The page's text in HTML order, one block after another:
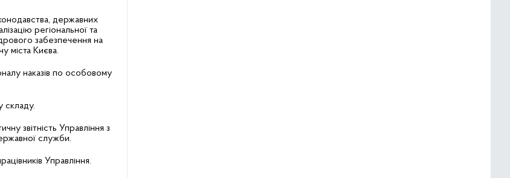
державних
регіональної та
забезпечення на
міста Києва.
наказів по особовому
складу.
звітність Управління з
служби.
Управління.